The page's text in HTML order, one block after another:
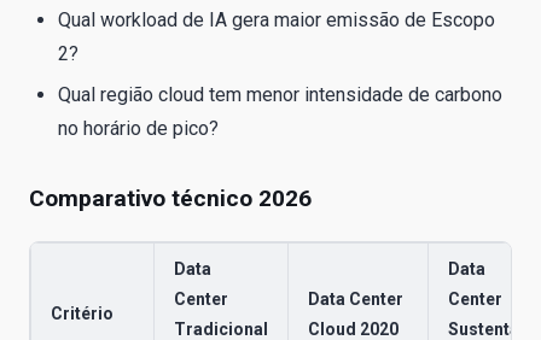
Qual workload de IA gera maior emissão de Escopo
2?
Qual região cloud tem menor intensidade de carbono
no horário de pico?
Comparativo técnico 2026
Critério
Data
Center
Tradicional
Data Center
Cloud 2020
Data
Center
Sustentável